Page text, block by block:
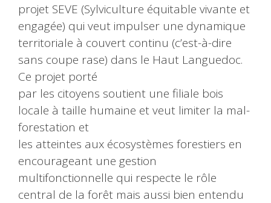
projet SEVE (Sylviculture équitable vivante et
engagée) qui veut impulser une dynamique
territoriale à couvert continu (c’est-à-dire
sans coupe rase) dans le Haut Languedoc.
Ce projet porté
par les citoyens soutient une filiale bois
locale à taille humaine et veut limiter la mal-
forestation et
les atteintes aux écosystèmes forestiers en
encourageant une gestion
multifonctionnelle qui respecte le rôle
central de la forêt mais aussi bien entendu